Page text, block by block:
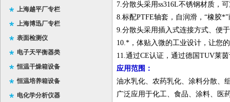
上海越平厂专栏
上海博迅厂专栏
表面检测仪
电子天平衡器类
恒温干燥箱设备
恒温培养箱设备
电化学分析仪器
7.分散头采用ss316L不锈钢材质，
8.标配PTFE轴套，自润滑，“橡胶
9.分散头采用插入式连接方式、便
10.*，体贴入微的工业设计，让您
11.通过CE认证，通过德国TUV莱
应用范围：
油水乳化、农药乳化、涂料分散、
广泛应用于化工、食品、涂料、医